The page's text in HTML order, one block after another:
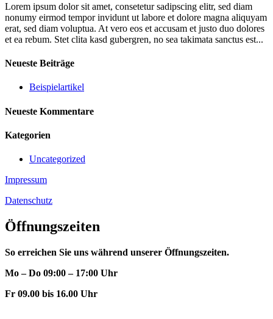
Lorem ipsum dolor sit amet, consetetur sadipscing elitr, sed diam
nonumy eirmod tempor invidunt ut labore et dolore magna aliquyam
erat, sed diam voluptua. At vero eos et accusam et justo duo dolores
et ea rebum. Stet clita kasd gubergren, no sea takimata sanctus est...
Neueste Beiträge
Beispielartikel
Neueste Kommentare
Kategorien
Uncategorized
Impressum
Datenschutz
Öffnungszeiten
So erreichen Sie uns während unserer Öffnungszeiten.
Mo – Do 09:00 – 17:00 Uhr
Fr 09.00 bis 16.00 Uhr